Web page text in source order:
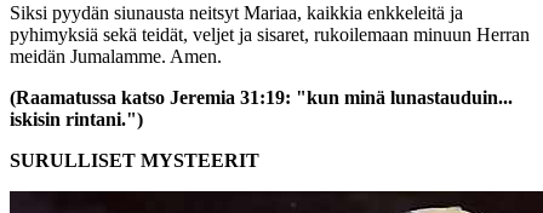
Siksi pyydän siunausta neitsyt Mariaa, kaikkia enkkeleitä ja
pyhimyksiä sekä teidät, veljet ja sisaret, rukoilemaan minuun Herran
meidän Jumalamme. Amen.
(Raamatussa katso Jeremia 31:19: "kun minä lunastauduin...
iskisin rintani.")
SURULLISET MYSTEERIT